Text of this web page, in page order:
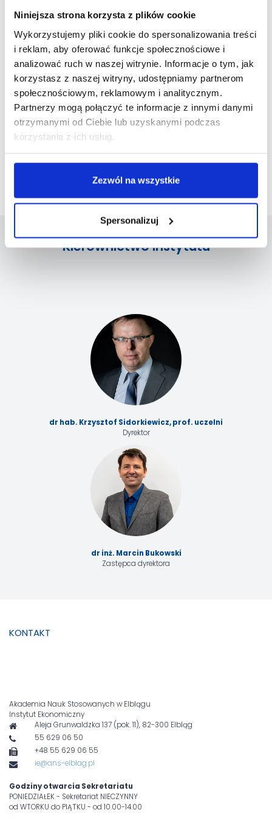
Niniejsza strona korzysta z plików cookie
Wykorzystujemy pliki cookie do spersonalizowania treści
i reklam, aby oferować funkcje społecznościowe i
analizować ruch w naszej witrynie. Informacje o tym, jak
korzystasz z naszej witryny, udostępniamy partnerom
społecznościowym, reklamowym i analitycznym.
Partnerzy mogą połączyć te informacje z innymi danymi
otrzymanymi od Ciebie lub uzyskanymi podczas
korzystania z ich usług.
Zezwól na wszystkie
Spersonalizuj
ERASMUS_karty przedmiotów
Druki
Dyplomanci
Praktyki zawodowe
Wytyczne Dyrektora IE
Wyróżnieni studenci w Instytucie Ekonomicznym
Kierownictwo Instytutu
dr hab. Krzysztof Sidorkiewicz, prof. uczelni
Dyrektor
dr inż. Marcin Bukowski
Zastępca dyrektora
KONTAKT
Akademia Nauk Stosowanych w Elblągu
Instytut Ekonomiczny
Aleja Grunwaldzka 137 (pok. 11), 82-300 Elbląg
55 629 06 50
+48 55 629 06 55
ie@ans-elblag.pl
Godziny otwarcia Sekretariatu
PONIEDZIAŁEK - Sekretariat NIECZYNNY
od WTORKU do PIĄTKU - od 10.00-14.00